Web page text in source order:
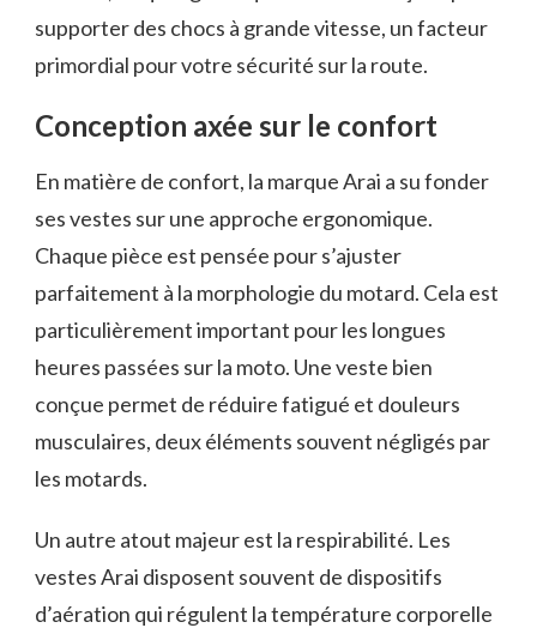
supporter des chocs à grande vitesse, un facteur
primordial pour votre sécurité sur la route.
Conception axée sur le confort
En matière de confort, la marque Arai a su fonder
ses vestes sur une approche ergonomique.
Chaque pièce est pensée pour s’ajuster
parfaitement à la morphologie du motard. Cela est
particulièrement important pour les longues
heures passées sur la moto. Une veste bien
conçue permet de réduire fatigué et douleurs
musculaires, deux éléments souvent négligés par
les motards.
Un autre atout majeur est la respirabilité. Les
vestes Arai disposent souvent de dispositifs
d’aération qui régulent la température corporelle